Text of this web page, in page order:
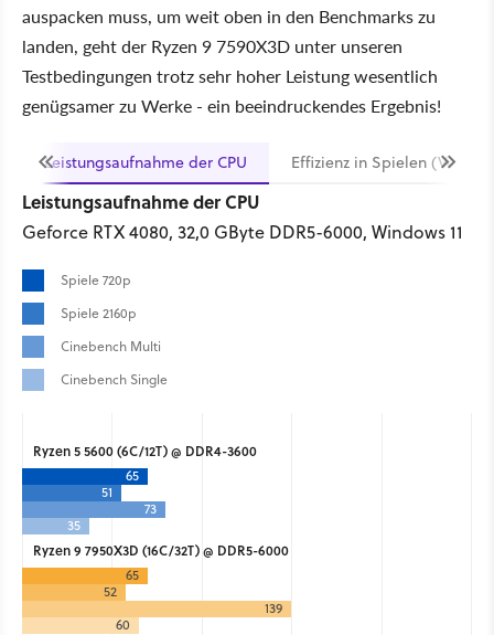
auspacken muss, um weit oben in den Benchmarks zu
landen, geht der Ryzen 9 7590X3D unter unseren
Testbedingungen trotz sehr hoher Leistung wesentlich
genügsamer zu Werke - ein beeindruckendes Ergebnis!
Leistungsaufnahme der CPU Effizienz in Spielen
Leistungsaufnahme der CPU
Geforce RTX 4080, 32,0 GByte DDR5-6000, Windows 11
Spiele 720p
Spiele 2160p
Cinebench Multi
Cinebench Single
Ryzen 5 5600 (6C/12T) @ DDR4-3600
65
51
73
35
Ryzen 9 7950X3D (16C/32T) @ DDR5-6000
65
52
139
60